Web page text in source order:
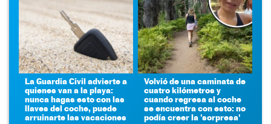
La Guardia Civil advierte a
quienes van a la playa:
nunca hagas esto con las
llaves del coche, puede
arruinarte las vacaciones
Volvió de una caminata de
cuatro kilómetros y
cuando regresa al coche
se encuentra con esto: no
podía creer la 'sorpresa'